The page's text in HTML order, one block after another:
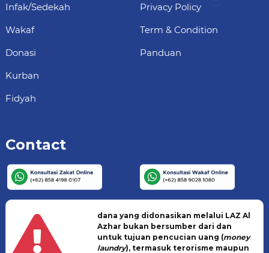
Infak/Sedekah
Wakaf
Donasi
Kurban
Fidyah
Privacy Policy
Term & Condition
Panduan
Contact
dana yang didonasikan melalui LAZ Al
Azhar bukan bersumber dari dan
untuk tujuan pencucian uang (money
laundry), termasuk terorisme maupun